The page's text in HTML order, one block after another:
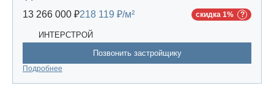
13 266 000 ₽218 119 ₽/м² скидка 1%
ИНТЕРСТРОЙ
Позвонить застройщику
Подробнее